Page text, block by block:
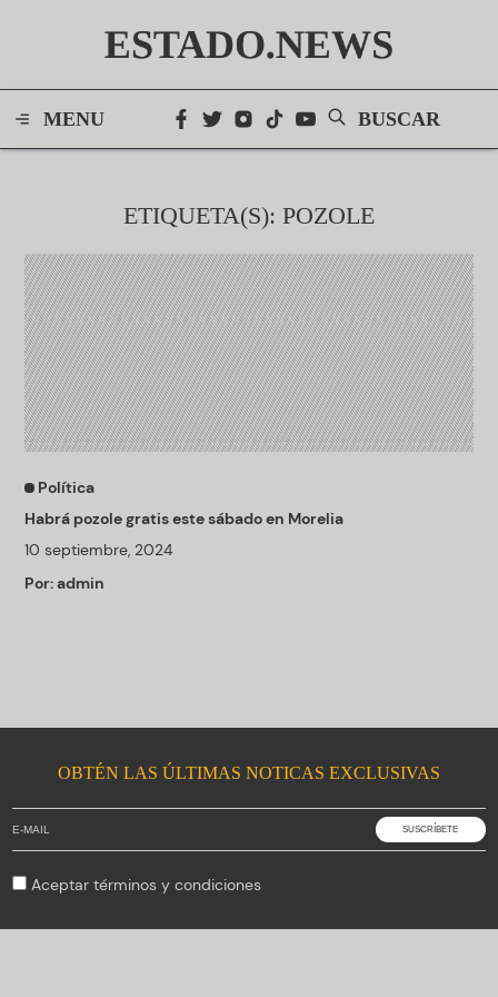
ESTADO.NEWS
MENU BUSCAR
ETIQUETA(S): POZOLE
Política
Habrá pozole gratis este sábado en Morelia
10 septiembre, 2024
Por:admin
OBTÉN LAS ÚLTIMAS NOTICAS EXCLUSIVAS
Aceptartérminos y condiciones